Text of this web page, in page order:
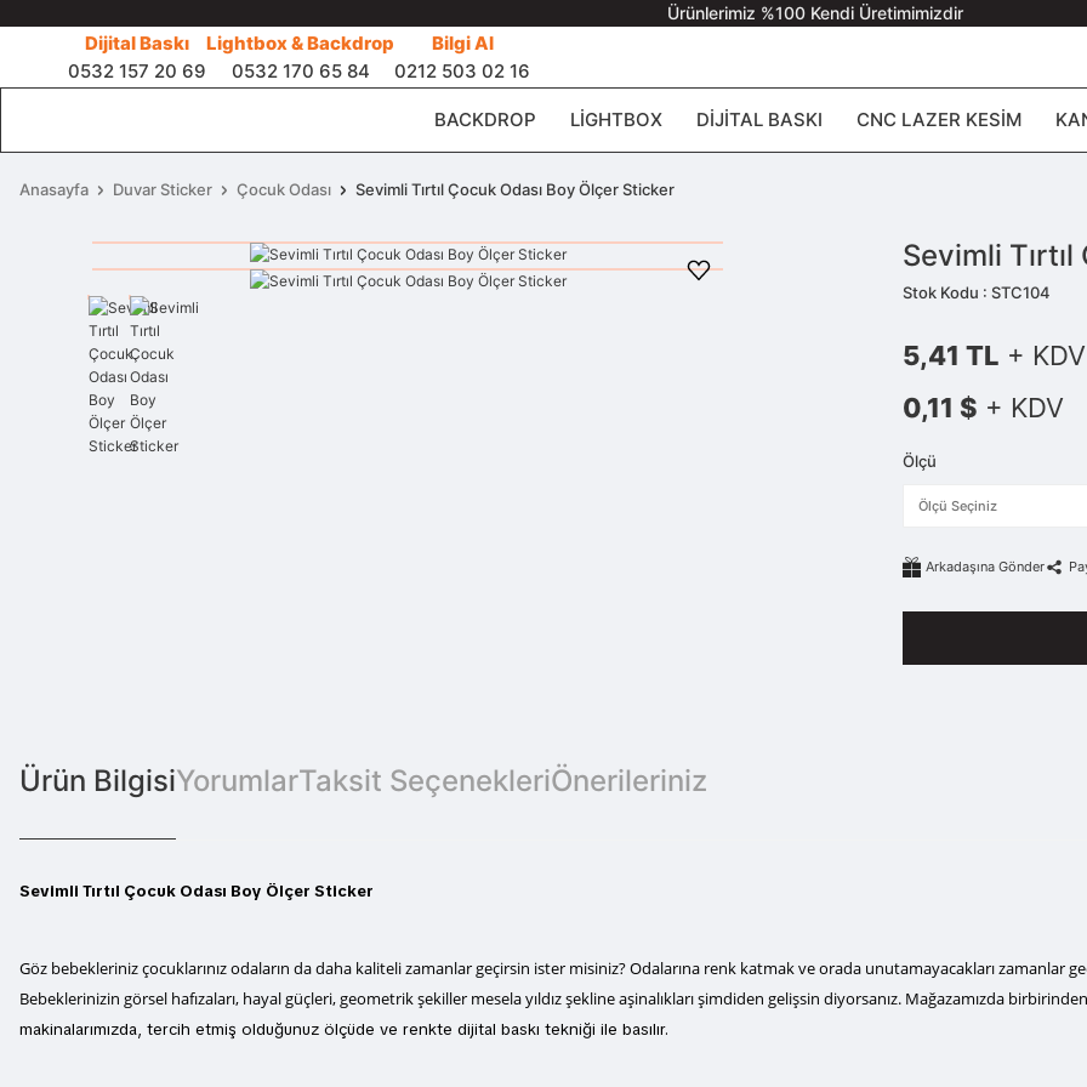
Ürünlerimiz %100 Kendi Üretimimizdir
Dijital Baskı
0532 157 20 69
Lightbox & Backdrop
0532 170 65 84
Bilgi Al
0212 503 02 16
BACKDROP LIGHTBOX DIJITAL BASKI CNC LAZER KESIM
Anasayfa Duvar Sticker Çocuk Odası Sevimli Tırtıl Çocuk Odası Boy Ölçer Sticker
Sevimli
Stok Kodu : STC104
5,41 TL + KDV
0,11 $ + KDV
Ölçü
Arkadaşına Gönder
Ürün BilgisiYorumlarTaksit SeçenekleriÖnerileriniz
Sevimli Tırtıl Çocuk Odası Boy Ölçer Sticker
Göz bebekleriniz çocuklarınız odaların da daha kaliteli zamanlar geçirsin ister misiniz? Odalarına renk katmak ve orada unutamayacakları zamanlar
Bebeklerinizin görsel hafızaları, hayal güçleri, geometrik şekiller mesela yıldız şekline aşinalıkları şimdiden gelişsin diyorsanız. Mağazamızda
makinalarımızda, tercih etmiş olduğunuz ölçüde ve renkte dijital baskı tekniği ile basılır.